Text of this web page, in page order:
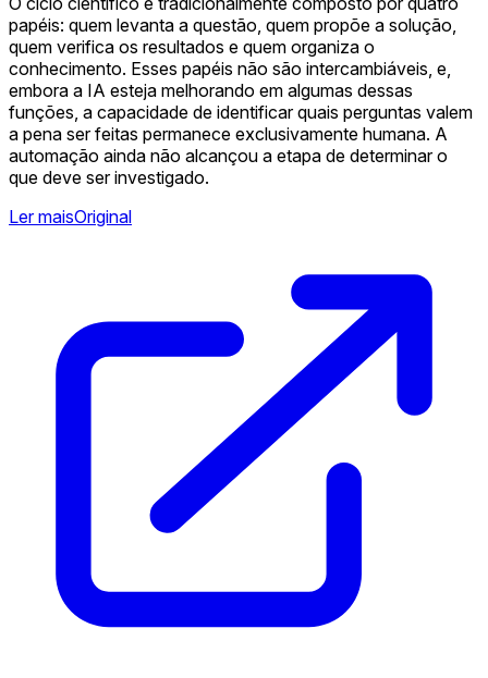
papéis: quem levanta a questão, quem propõe a solução,
quem verifica os resultados e quem organiza o
conhecimento. Esses papéis não são intercambiáveis, e,
embora a IA esteja melhorando em algumas dessas
funções, a capacidade de identificar quais perguntas valem
a pena ser feitas permanece exclusivamente humana. A
automação ainda não alcançou a etapa de determinar o
que deve ser investigado.
Ler maisOriginal